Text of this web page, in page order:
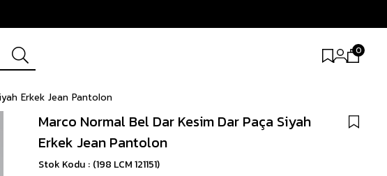
0
Erkek Jean Pantolon
Marco Normal Bel Dar Kesim Dar Paça Siyah
Erkek Jean Pantolon
Stok Kodu (198 LCM 121151)